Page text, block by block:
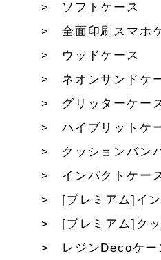
ソフトケース
全面印刷スマホ
ウッドケース
ネオンサンドケ
グリッターケー
ハイブリットケ
クッションバン
インパクトケー
[プレミアム]イ
[プレミアム]ク
レジンDecoケー